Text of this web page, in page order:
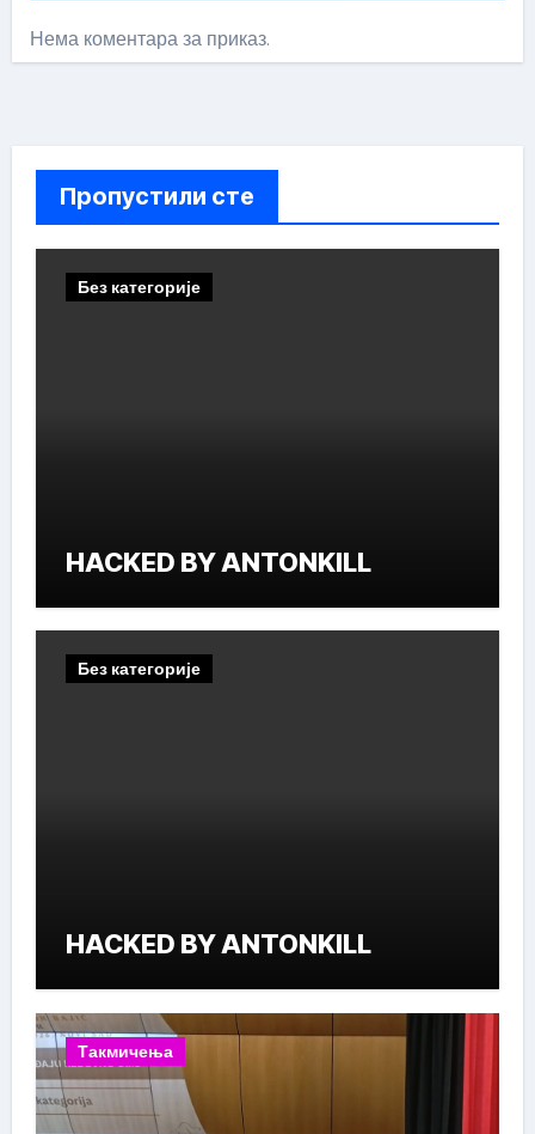
Нема коментара за приказ.
Пропустили сте
Без категорије
HACKED BY ANTONKILL
Без категорије
HACKED BY ANTONKILL
Такмичења